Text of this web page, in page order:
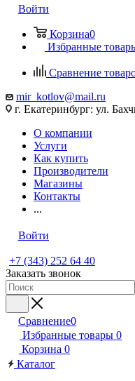
Войти
Корзина0
Избранные
Сравнение
mir_kotlov@mail.ru
г. Екатеринбург: ул.
О компании
Услуги
Как купить
Производители
Магазины
Контакты
...
Войти
+7 (343) 252 64 40
Заказать звонок
Сравнение0
Избранные товары 0
Корзина 0
Каталог